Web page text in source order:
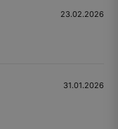
23.02.2026
31.01.2026